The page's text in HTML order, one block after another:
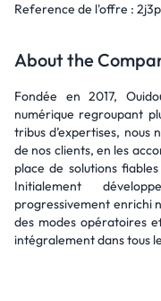
Reference de l'offre :
About the
Fondée en 2017,
numérique regroupant
tribus d’expertises, nous
de nos clients, en les
place de solutions
Initialement
progressivement enrichi
des modes opératoires
intégralement dans tous